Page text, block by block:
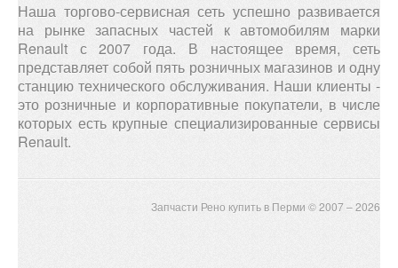
Наша торгово-сервисная сеть успешно развивается
на рынке запасных частей к автомобилям марки
Renault с 2007 года. В настоящее время, сеть
представляет собой пять розничных магазинов и одну
станцию технического обслуживания. Наши клиенты -
это розничные и корпоративные покупатели, в числе
которых есть крупные специализированные сервисы
Renault.
Запчасти Рено купить в Перми © 2007 – 2026